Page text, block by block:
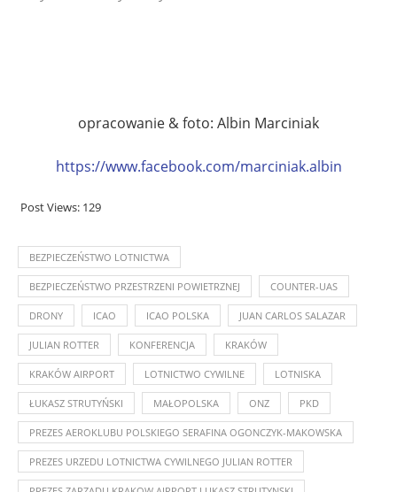
opracowanie & foto: Albin Marciniak
https://www.facebook.com/marciniak.albin
Post Views: 129
BEZPIECZEŃSTWO LOTNICTWA
BEZPIECZEŃSTWO PRZESTRZENI POWIETRZNEJ COUNTER-UAS
DRONY ICAO ICAO POLSKA JUAN CARLOS SALAZAR
JULIAN ROTTER KONFERENCJA KRAKÓW
KRAKÓW AIRPORT LOTNICTWO CYWILNE LOTNISKA
ŁUKASZ STRUTYŃSKI MAŁOPOLSKA ONZ PKD
PREZES AEROKLUBU POLSKIEGO SERAFINA OGONCZYK-MAKOWSKA
PREZES URZEDU LOTNICTWA CYWILNEGO JULIAN ROTTER